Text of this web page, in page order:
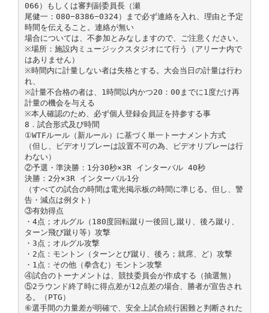
066）もしくは審判副委員長（瀬
尾健一：080−8386−0324）まで必ず連絡を入れ、理由と予定
時間を伝えること。連絡が無い
場合については、不参加とみなしますので、ご注意ください。
※場所：施設内ミュージックスタジオにて行う（アリーナ内で
はありません）
※時間内に計量しない者は失格とする。大会当日の計量は行わ
れ、
※計量不合格の者は、1時間以内かつ20：00までに1度だけ再
計量の機会を与える
※本人確認のため、必ず個人登録会員証を持参する事
8．試合形式及び時間
①WTFルール（新ルール）に基づく単一トーナメント方式
（但し、ビデオリプレーは設置不可の為、ビデオリプレーは行
わない）
②予選・準決勝：1分30秒×3R インターバル 40秒
決勝：2分×3R インターバル1分
（すべての試合の時間は電光掲示板の時間に準じる。但し、警
告・減点は例タト）
③有効得点
・4点；オルグル（180度回転蹴り一後回し蹴り、後ろ蹴り、
ターン飛び蹴り等）攻撃
・3点；オルグル攻撃
・2点：モントン（ターンとび蹴り、後ろ；就席、ど）攻撃
・1点：その他（拳含む）モントン攻撃
④試合のトーナメントは、競技委員会が作成する（抽選無）
⑤2ラウンド終了時に得点差が12点差の場合、勝者が宣告され
る。（PTG）
⑥選手間の力量差が明確で、安全上試合続行困難と判断された